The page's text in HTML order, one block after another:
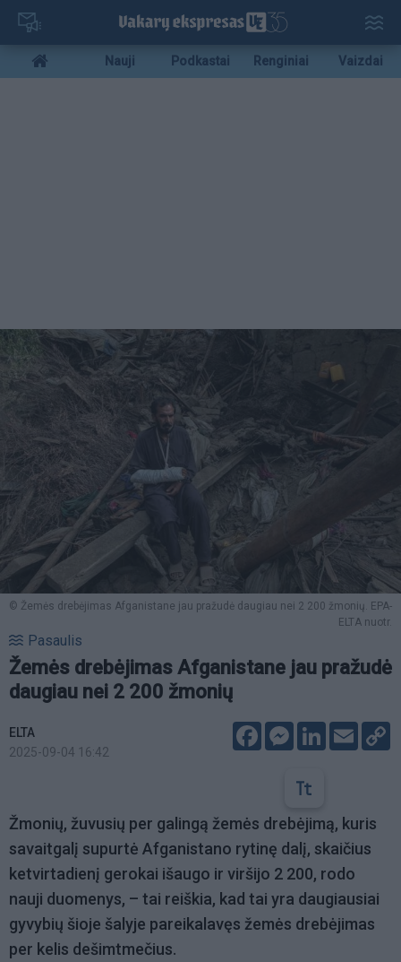
Pereiti
pagrindinį
turinį
Mobile
menu
Nauji Podkastai Renginiai Vaizdai
© Žemės drebėjimas Afganistane jau pražudė daugiau nei 2 200 žmonių. EPA-
ELTA nuotr.
Pasaulis
Žemės drebėjimas Afganistane jau pražudė
daugiau nei 2 200 žmonių
ELTA
2025-09-04 16:42
FacebookMessenger
LinkedIn
Email
Žmonių, žuvusių per galingą žemės drebėjimą, kuris
savaitgalį supurtė Afganistano rytinę dalį, skaičius
ketvirtadienį gerokai išaugo ir viršijo 2 200, rodo
nauji duomenys, – tai reiškia, kad tai yra daugiausiai
gyvybių šioje šalyje pareikalavęs žemės drebėjimas
per kelis dešimtmečius.